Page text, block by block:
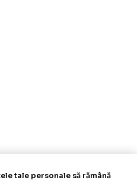
tale personale să rămână